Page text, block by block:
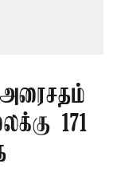
அரைசதம்
171